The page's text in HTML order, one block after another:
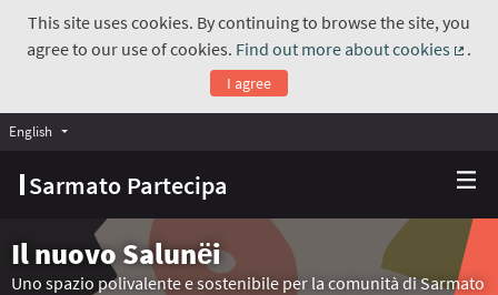
This site uses cookies. By continuing to browse the site, you
agree to our use of cookies. Find out more about cookies
.
I agree
Sarmato Partecipa
English Choose language
Il nuovo Salunёi
Uno spazio polivalente e sostenibile per la comunità di Sarmato